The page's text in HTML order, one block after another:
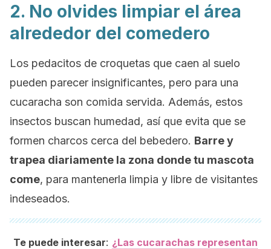
2. No olvides limpiar el área
alrededor del comedero
Los pedacitos de croquetas que caen al suelo
pueden parecer insignificantes, pero para una
cucaracha son comida servida. Además, estos
insectos buscan humedad, así que evita que se
formen charcos cerca del bebedero. Barre y
trapea diariamente la zona donde tu mascota
come, para mantenerla limpia y libre de visitantes
indeseados.
Te puede interesar: ¿Las cucarachas representan